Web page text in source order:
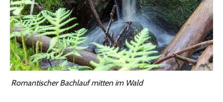
Romantischer Bachlauf mitten im Wald